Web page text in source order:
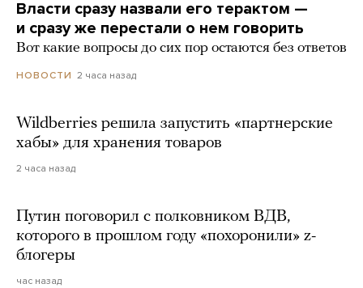
Власти сразу назвали его терактом —
и сразу же перестали о нем говорить
Вот какие вопросы до сих пор остаются без ответов
НОВОСТИ 2 часа назад
Wildberries решила запустить «партнерские
хабы» для хранения товаров
2 часа назад
Путин поговорил с полковником ВДВ,
которого в прошлом году «похоронили» z-
блогеры
час назад